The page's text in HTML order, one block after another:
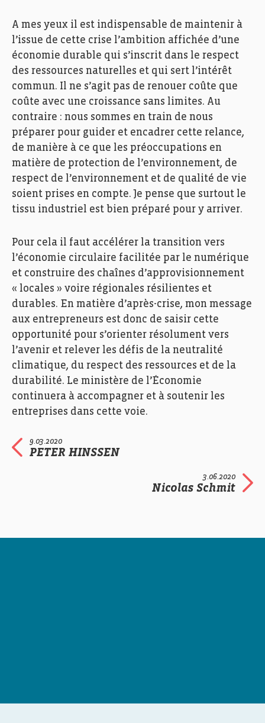
A mes yeux il est indispensable de maintenir à
l’issue de cette crise l’ambition affichée d’une
économie durable qui s’inscrit dans le respect
des ressources naturelles et qui sert l’intérêt
commun. Il ne s’agit pas de renouer coûte que
coûte avec une croissance sans limites. Au
contraire : nous sommes en train de nous
préparer pour guider et encadrer cette relance,
de manière à ce que les préoccupations en
matière de protection de l’environnement, de
respect de l’environnement et de qualité de vie
soient prises en compte. Je pense que surtout le
tissu industriel est bien préparé pour y arriver.
Pour cela il faut accélérer la transition vers
l’économie circulaire facilitée par le numérique
et construire des chaînes d’approvisionnement
« locales » voire régionales résilientes et
durables. En matière d’après-crise, mon message
aux entrepreneurs est donc de saisir cette
opportunité pour s’orienter résolument vers
l’avenir et relever les défis de la neutralité
climatique, du respect des ressources et de la
durabilité. Le ministère de l’Économie
continuera à accompagner et à soutenir les
entreprises dans cette voie.
9.03.2020
PETER HINSSEN
3.06.2020
Nicolas Schmit